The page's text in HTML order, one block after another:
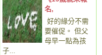
名,
好的緣分不需
要催促。 但父
母早一點為孩
子...